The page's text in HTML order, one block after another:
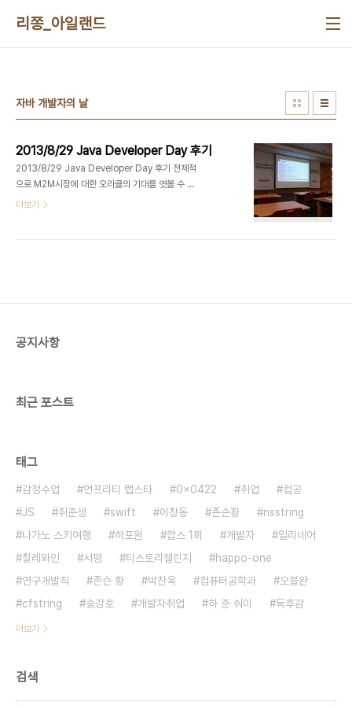
리쫑_아일랜드
자바 개발자의 날
2013/8/29 Java Developer Day 후기
2013/8/29 Java Developer Day 후기 전체적
으로 M2M시장에 대한 오라클의 기대를 엿볼 수 있
는 시간이었습니다.오라클은 새로운 시장 변화에 대
센서들로부터 발생된 데이터를 처리합니다.Java 문
더보기
공지사항
최근 포스트
태그
감정수업 언프리티 랩스타 0x0422 취업
컴공
JS
취준생 swift 이창동 존슨황
nsstring
나가노 스키여행
하포원 깝스 1회 개발자
일리네어
칠레와인
서평 티스토리챌린지
happo-one
연구개발직
존슨 황 박찬욱 컴퓨터공학과
오블완
cfstring
송강호 개발자취업 하 준 숴이 독후감
더보기
검색